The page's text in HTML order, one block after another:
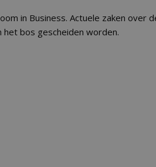
in Business. Actuele zaken over
bos gescheiden worden.